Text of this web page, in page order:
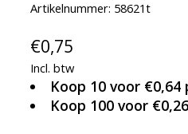
Artikelnummer: 58621t
€0,75
Incl. btw
Koop 10 voor €0,64
Koop 100 voor